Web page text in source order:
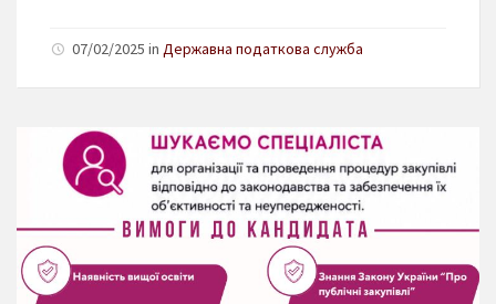
07/02/2025 in Державна податкова служба